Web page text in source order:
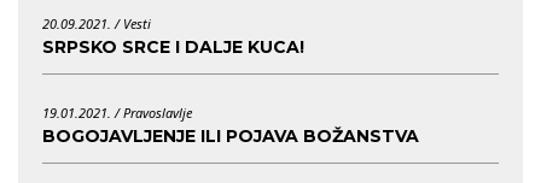
20.09.2021. / Vesti
SRPSKO SRCE I DALJE KUCA!
19.01.2021. /Pravoslavlje
BOGOJAVLJENJE ILI POJAVA BOŽANSTVA